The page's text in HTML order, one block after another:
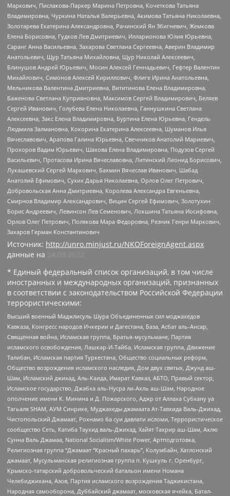
Маркович, Пислакова-Паркер Марина Петровна, Кочеткова Татьяна
Владимировна, Чуркина Наталья Валерьевна, Акимова Татьяна Николаевна,
Золотарева Екатерина Александровна, Рачинский Ян Збигневич, Жемкова
Елена Борисовна, Гудков Лев Дмитриевич, Илларионова Юлия Юрьевна,
Саранг Анна Васильевна, Захарова Светлана Сергеевна, Аверин Владимир
Анатольевич, Щур Татьяна Михайловна, Щур Николай Алексеевич,
Блинушов Андрей Юрьевич, Мосин Алексей Геннадьевич, Гефтер Валентин
Михайлович, Симонов Алексей Кириллович, Флиге Ирина Анатольевна,
Мельникова Валентина Дмитриевна, Вититинова Елена Владимировна,
Баженова Светлана Куприяновна, Максимов Сергей Владимирович, Беляев
Сергей Иванович, Голубева Елена Николаевна, Ганнушкина Светлана
Алексеевна, Закс Елена Владимировна, Буртина Елена Юрьевна, Гендель
Людмила Залмановна, Кокорина Екатерина Алексеевна, Шуманов Илья
Вячеславович, Арапова Галина Юрьевна, Свечников Анатолий Мариевич,
Прохоров Вадим Юрьевич, Шахова Елена Владимировна, Подузов Сергей
Васильевич, Протасова Ирина Вячеславовна, Литинский Леонид Борисович,
Лукашевский Сергей Маркович, Бахмин Вячеслав Иванович, Шабад
Анатолий Ефимович, Сухих Дарья Николаевна, Орлов Олег Петрович,
Добровольская Анна Дмитриевна, Королева Александра Евгеньевна,
Смирнов Владимир Александрович, Вицин Сергей Ефимович, Золотухин
Борис Андреевич, Левинсон Лев Семенович, Локшина Татьяна Иосифовна,
Орлов Олег Петрович, Полякова Мара Федоровна, Резник Генри Маркович,
Захаров Герман Константинович
Источник: http://unro.minjust.ru/NKOForeignAgent.aspx
данные на 24.03.2022
* Единый федеральный список организаций, в том числе
иностранных и международных организаций, признанных
в соответствии с законодательством Российской Федерации
террористическими:
Высший военный Маджлисуль Шура Объединенных сил моджахедов
Кавказа, Конгресс народов Ичкерии и Дагестана, База, Асбат аль-Ансар,
Священная война, Исламская группа, Братья-мусульмане, Партия
исламского освобождения, Лашкар-И-Тайба, Исламская группа, Движение
Талибан, Исламская партия Туркестана, Общество социальных реформ,
Общество возрождения исламского наследия, Дом двух святых, Джунд аш-
Шам, Исламский джихад, Аль-Каида, Имарат Кавказ, АБТО, Правый сектор,
Исламское государство, Джабха аль-Нусра ли-Ахль аш-Шам, Народное
ополчение имени К. Минина и Д. Пожарского, Аджр от Аллаха Субхану уа
Тагьаля SHAM, АУМ Синрике, Муджахеды джамаата Ат-Тавхида Валь-Джихад,
Чистопольский Джамаат, Рохнамо ба суи давлати исломи, Террористическое
сообщество Сеть, Катиба Таухид валь-Джихад, Хайят Тахрир аш-Шам, Ахлю
Сунна Валь Джамаа, National Socialism/White Power, Артподготовка,
Религиозная группа “Джамаат “Красный пахарь”, Колумбайн, Хатлонский
джамаат, Мусульманская религиозная группа п. Кушкуль г. Оренбург,
Крымско-татарский добровольческий батальон имени Номана
Челебиджихана, Азов, Партия исламского возрождения Таджикистана,
Народная самооборона, Дуббайский джамаат, московская ячейка, Батал-